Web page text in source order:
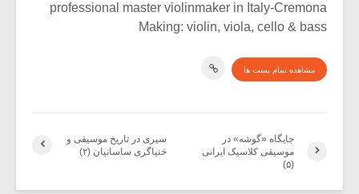
professional master violinmaker in Italy-Cremona
Making: violin, viola, cello & bass
مشاهده تمام پست ها
سیری در تاریخ موسیقی و
خنیاگری ساسانیان (۲)
جایگاه «گوشه» در
موسیقی کلاسیک ایرانی
(۵)